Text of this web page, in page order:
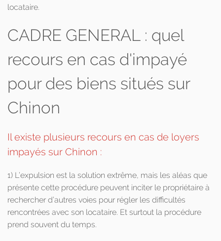
locataire.
CADRE GENERAL : quel
recours en cas d'impayé
pour des biens situés sur
Chinon
Il existe plusieurs recours en cas de loyers
impayés sur Chinon :
1) L’expulsion est la solution extrême, mais les aléas que
présente cette procédure peuvent inciter le propriétaire à
rechercher d’autres voies pour régler les difficultés
rencontrées avec son locataire. Et surtout la procédure
prend souvent du temps.